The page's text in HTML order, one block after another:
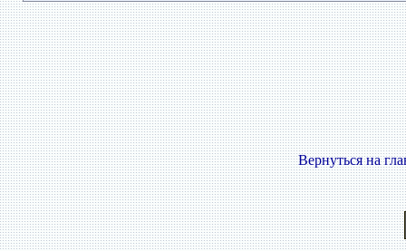
Вернуться на